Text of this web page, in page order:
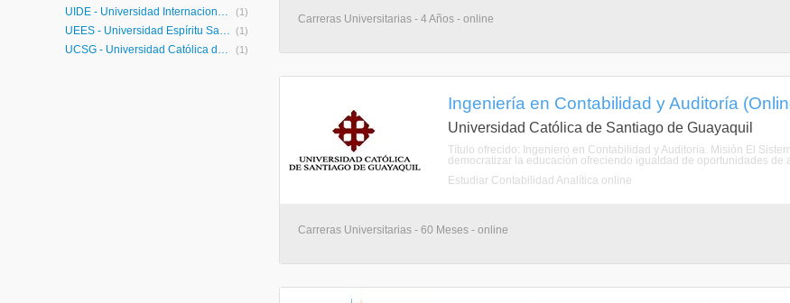
UIDE - Universidad Internacional de Ecuador (1)
UEES - Universidad Espíritu Santo (1)
UCSG - Universidad Católica de Santiago de Guayaquil (1)
Carreras Universitarias - 4 Años - online
Ingeniería en Contabilidad y Auditoría
Universidad Católica de Santiago de Guayaquil
Título ofrecido: Ingeniero en Contabilidad y Auditoria. Misión El
democratizar la educación ofreciendo igualdad de oportunidades
Estudiar Contabilidad Analítica online
Carreras Universitarias - 60 Meses - online